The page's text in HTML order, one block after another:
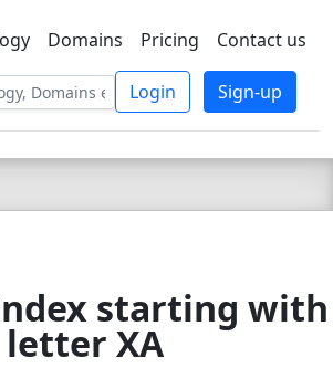
TSBEE
Domains Pricing Contact us
Login Sign-up
starting with
letter XA